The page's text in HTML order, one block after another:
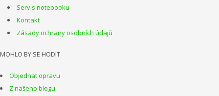
Servis notebooku
Kontakt
Zásady ochrany osobních údajů
MOHLO BY SE HODIT
Objednat opravu
Z našeho blogu